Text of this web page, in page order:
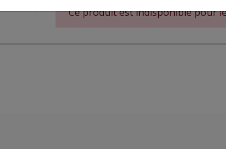
Ce produit est indisponible pour